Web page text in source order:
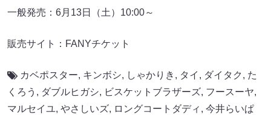
一般発売：6月13日（土）10:00～
販売サイト：FANYチケット
カベポスター, キンボシ, しゃかりき , タイ , ダイタク , た
くろう , ダブルヒガシ, ビスケットブラザーズ, フースーヤ,
マルセイユ, やさしいズ, ロングコートダディ , 今井らいぱ